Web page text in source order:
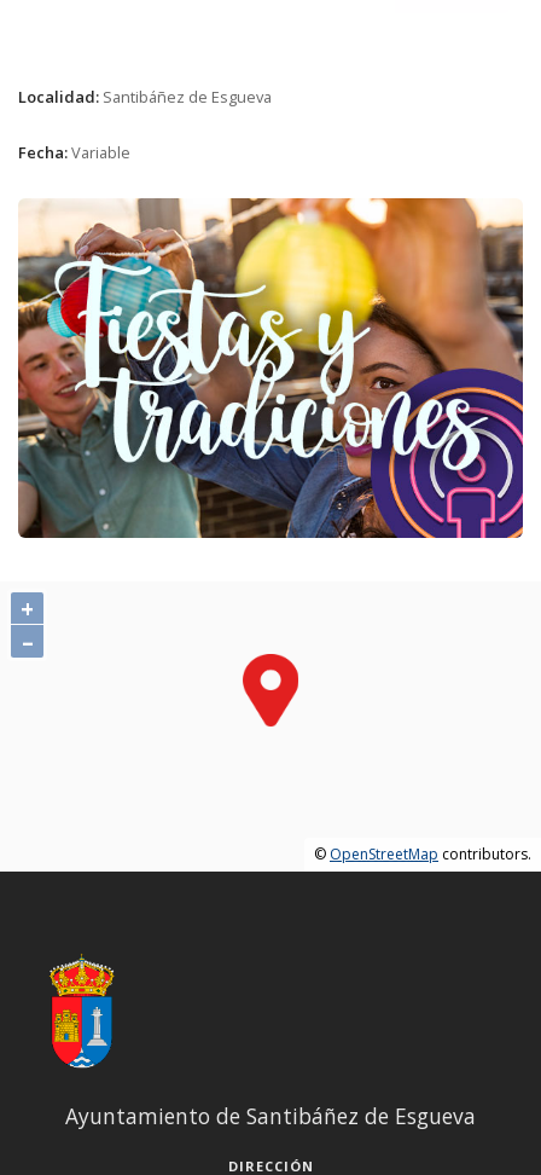
Localidad: Santibáñez de Esgueva
Fecha:Variable
+
–
© OpenStreetMap contributors.
Ayuntamiento de Santibáñez de Esgueva
DIRECCIÓN